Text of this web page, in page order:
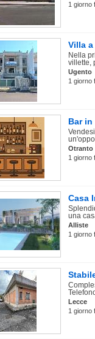
1 giorno
Villa
Nella
villette,
Ugento
1 giorno
Bar in
Otranto
1 giorno
Casa
una
Alliste
1 giorno
Lecce
1 giorno